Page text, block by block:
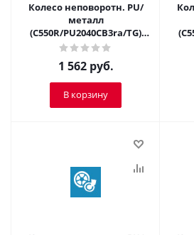
Колесо неповоротн. PU/
металл
(C550R/PU2040CB3ra/TG)
200мм
1 562руб.
В корзину